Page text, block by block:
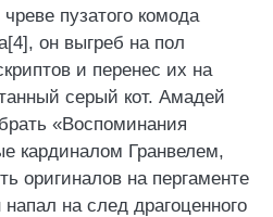
пузатого комода
он выгреб на пол
и перенес их на
серый кот. Амадей
«Воспоминания
кардиналом Гранвелем,
оригиналов на пергаменте
на след драгоценного